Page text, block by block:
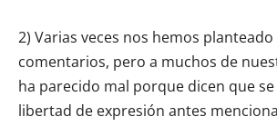
2) Varias veces nos hemos
comentarios, pero a muchos de
ha parecido mal porque dicen que
libertad de expresión antes